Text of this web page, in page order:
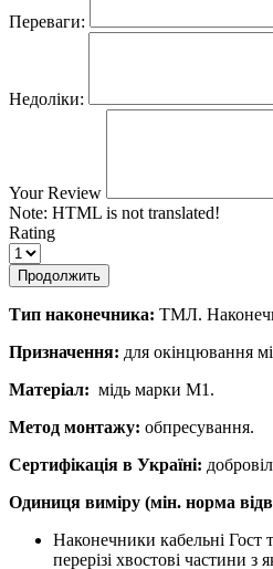
Переваги:
Недоліки:
Your Review
Note: HTML is not translated!
Rating
Продолжить
Тип наконечника: ТМЛ.
Призначення: для окінцювання
Матеріал: мідь марки М1.
Метод монтажу: обпресування.
Сертифікація в Україні:
Одиниця виміру (мін. норма
Наконечники кабельні Гост
перерізі хвостові частини з